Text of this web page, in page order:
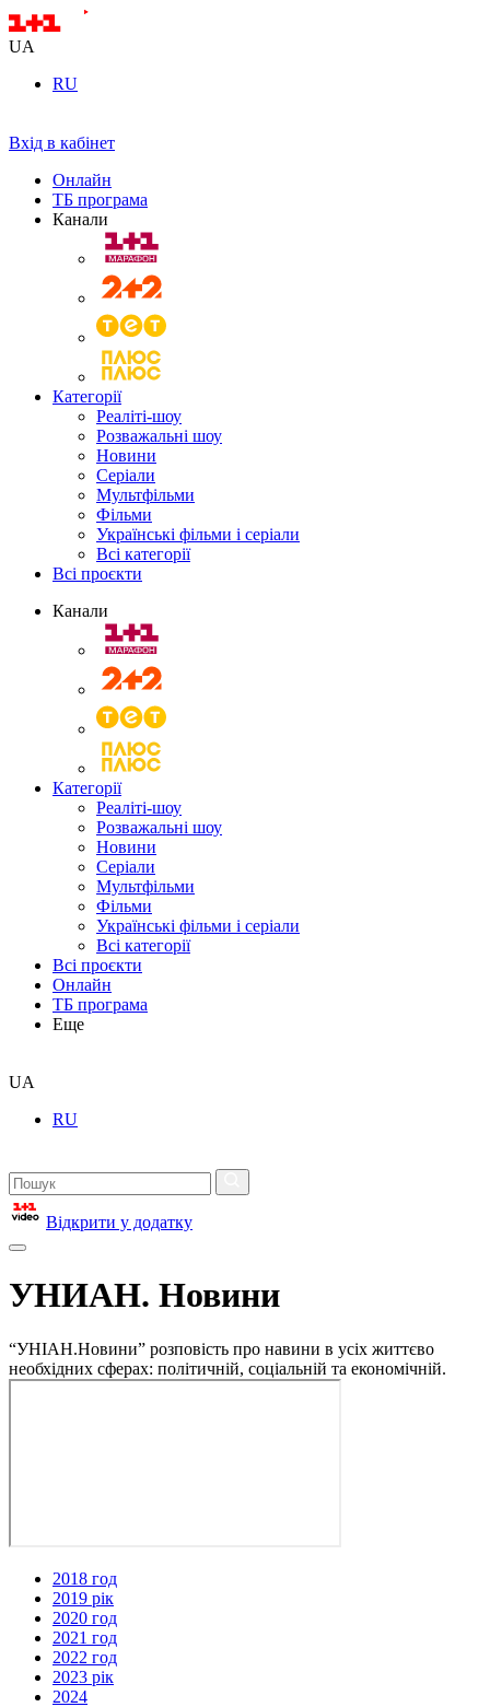
UA
RU
Вхід в кабінет
Онлайн
ТБ програма
Канали
Категорії
Реаліті-шоу
Розважальні шоу
Новини
Серіали
Мультфільми
Фільми
Українські фільми і серіали
Всі категорії
Всі проєкти
Канали
Категорії
Реаліті-шоу
Розважальні шоу
Новини
Серіали
Мультфільми
Фільми
Українські фільми і серіали
Всі категорії
Всі проєкти
Онлайн
ТБ програма
Еще
UA
RU
Відкрити у додатку
УНИАН. Новини
“УНІАН.Новини” розповість про навини в усіх життєво
необхідних сферах: політичній, соціальній та економічній.
2018 год
2019 рік
2020 год
2021 год
2022 год
2023 рік
2024